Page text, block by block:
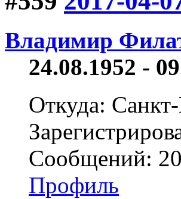
Владимир
24.08.1952 -
Откуда:
Сообщений:
Профиль